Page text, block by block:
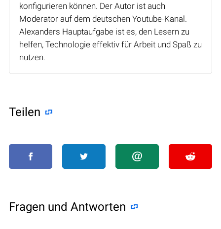
konfigurieren können. Der Autor ist auch
Moderator auf dem deutschen Youtube-Kanal.
Alexanders Hauptaufgabe ist es, den Lesern zu
helfen, Technologie effektiv für Arbeit und Spaß zu
nutzen.
Teilen
Fragen und Antworten